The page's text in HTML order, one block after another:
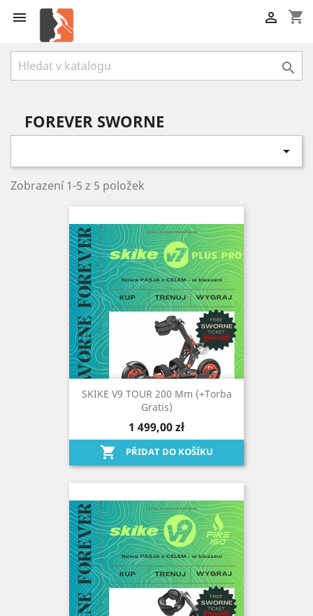
 shopping_cart


FOREVER SWORNE

Zobrazení 1-5 z 5 položek
SKIKE V9 TOUR 200 Mm (+torba
Gratis)
1 499,00 zł
 PŘIDAT DO KOŠÍKU